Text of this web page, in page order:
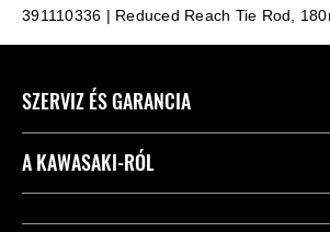
391110336 | Reduced Reach Tie Rod,
SZERVIZ ÉS GARANCIA
Kapcsolat
A KAWASAKI-RÓL
Vállalatunk